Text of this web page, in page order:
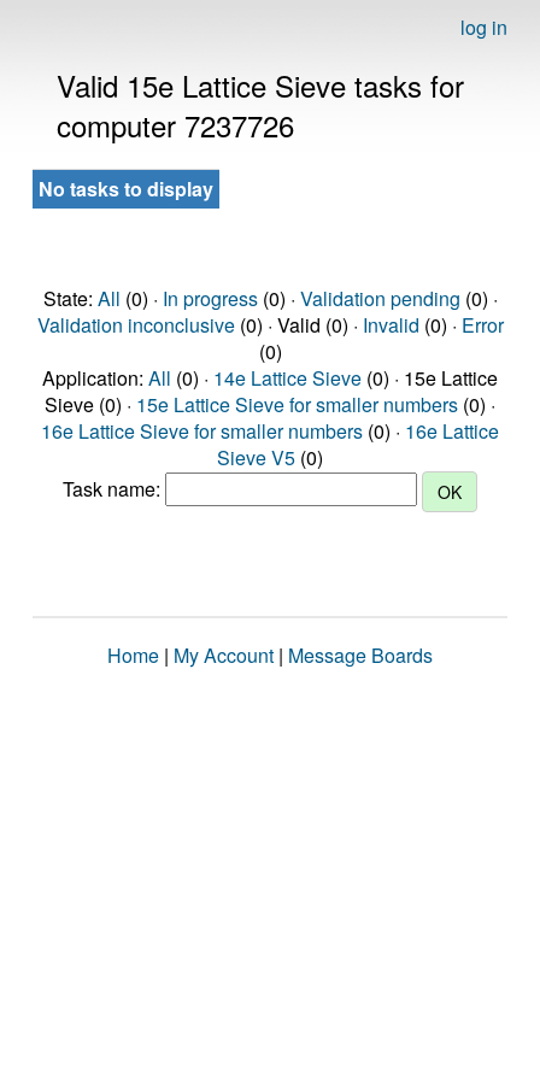
log in
Valid 15e Lattice Sieve tasks for
computer 7237726
No tasks to display
State: All (0) · In progress(0) · Validation pending (0) ·
Validation inconclusive(0) · Valid (0) · Invalid (0) · Error
(0)
Application: All (0) · 14e Lattice Sieve (0) · 15e Lattice
Sieve (0) · 15e Lattice Sieve for smaller numbers (0) ·
16e Lattice Sieve for smaller numbers (0) · 16e Lattice
Sieve V5 (0)
Task name:
Home | My Account | Message Boards